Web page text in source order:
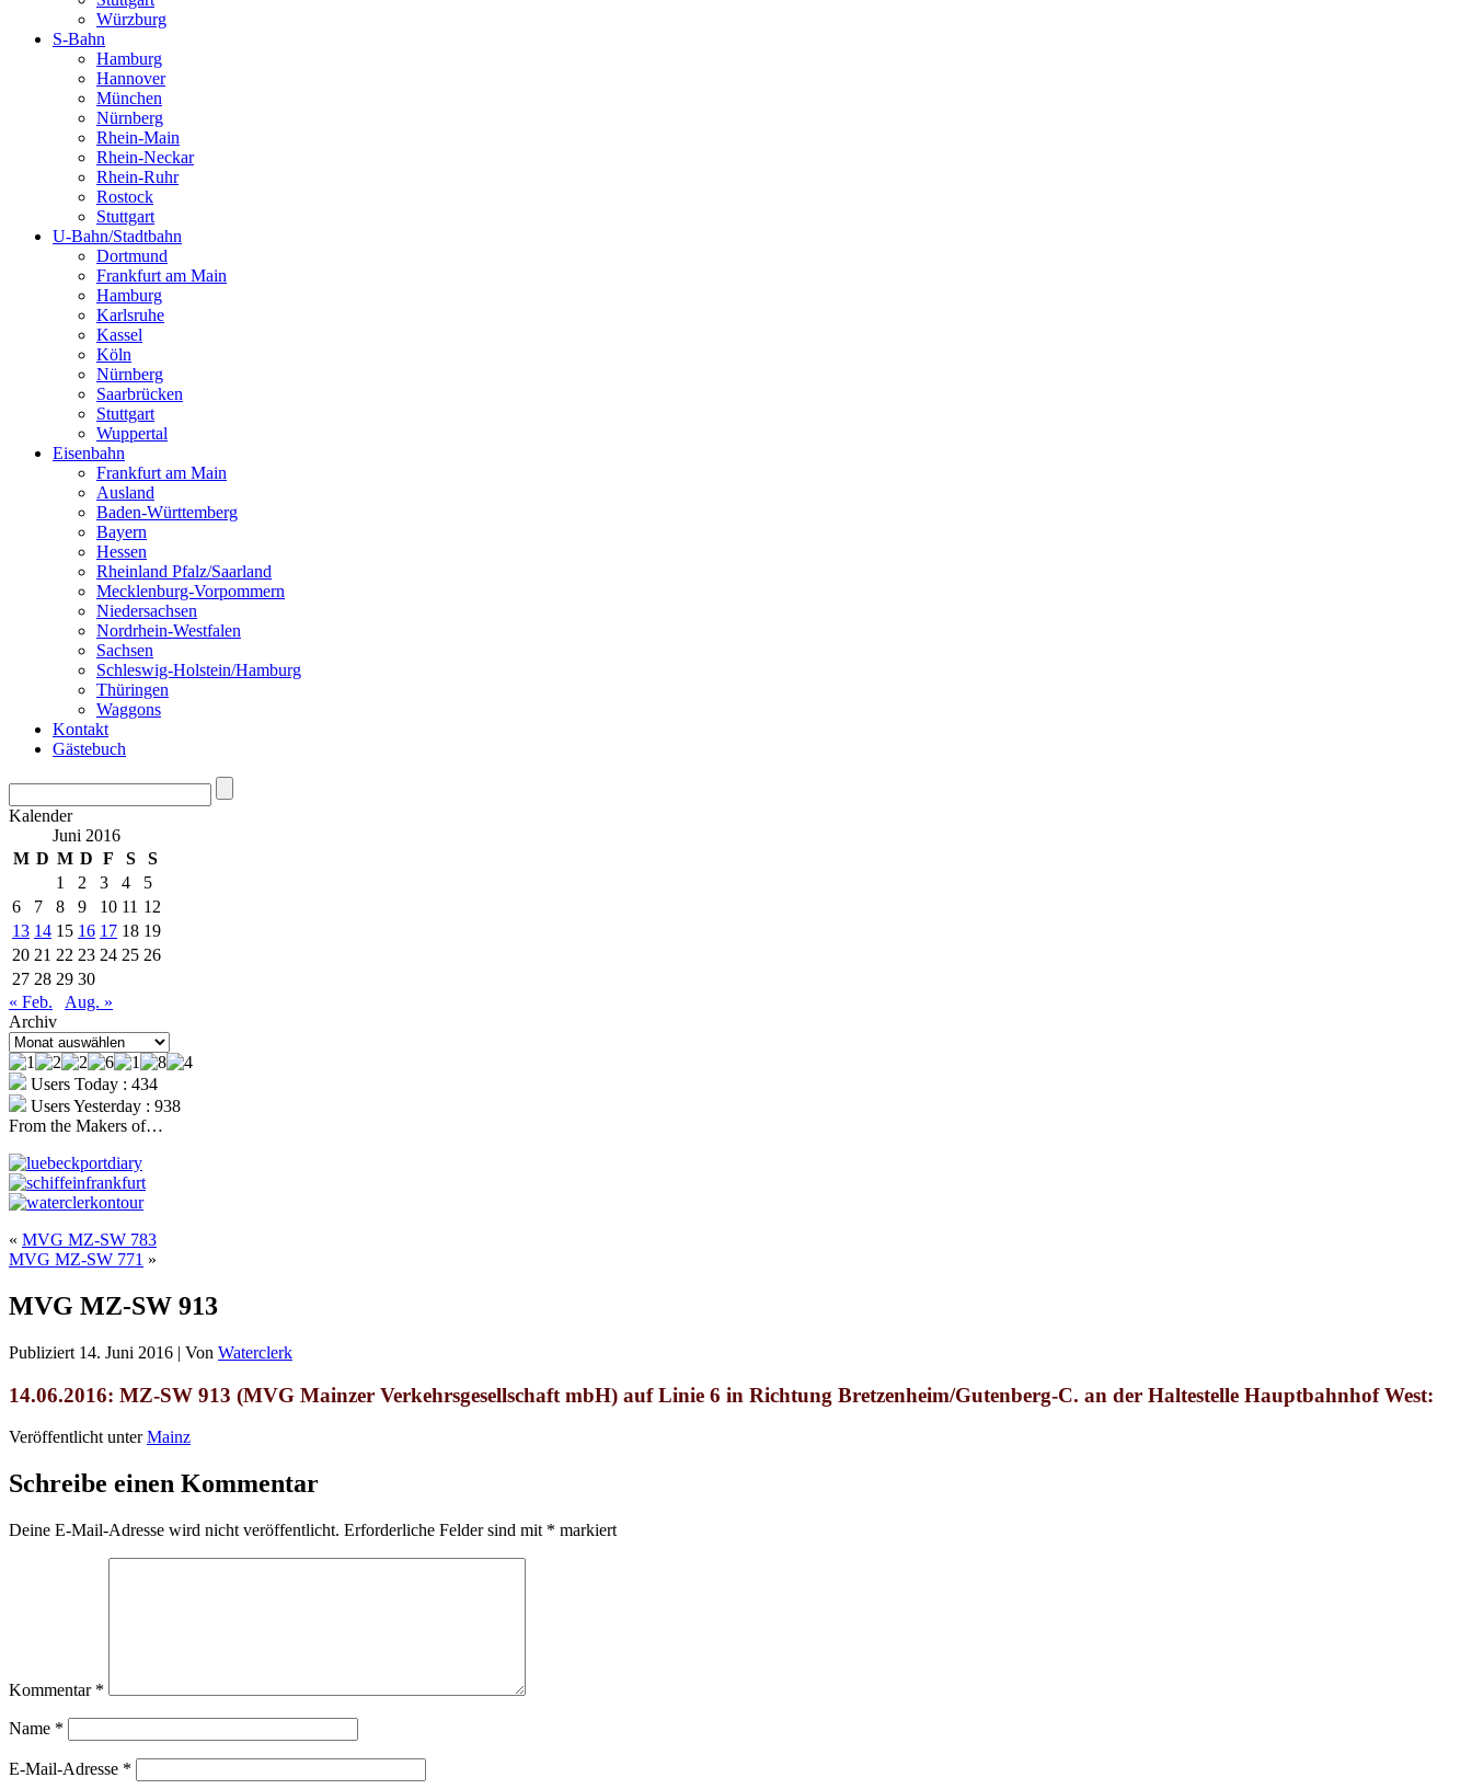
Würzburg
S-Bahn
Hamburg
Hannover
München
Nürnberg
Rhein-Main
Rhein-Neckar
Rhein-Ruhr
Rostock
Stuttgart
U-Bahn/Stadtbahn
Dortmund
Frankfurt am Main
Hamburg
Karlsruhe
Kassel
Köln
Nürnberg
Saarbrücken
Stuttgart
Wuppertal
Eisenbahn
Frankfurt am Main
Ausland
Baden-Württemberg
Bayern
Hessen
Rheinland Pfalz/Saarland
Mecklenburg-Vorpommern
Niedersachsen
Nordrhein-Westfalen
Sachsen
Schleswig-Holstein/Hamburg
Thüringen
Waggons
Kontakt
Gästebuch
Kalender
Juni 2016
M D M D F S
S
1
2 3 4
5
6
7 8 9 10 11 12
13 14 15 16 17 18 19
20 21 22 23 24 25 26
27 28 29 30
« Feb.
Aug. »
Archiv
Archiv
Users Today : 434
Users Yesterday : 938
From the Makers of…
« MVG MZ-SW 783
MVG MZ-SW 771 »
MVG MZ-SW 913
Publiziert 14. Juni 2016 | Von Waterclerk
14.06.2016: MZ-SW 913 (MVG Mainzer Verkehrsgesellschaft mbH) auf Linie 6 in Richtung Bretzenheim/Gutenberg-C. an der Haltestelle Hauptbahnhof West:
Veröffentlicht unter Mainz
Schreibe einen Kommentar
Deine E-Mail-Adresse wird nicht veröffentlicht. Erforderliche Felder sind mit * markiert
Kommentar *
Name *
E-Mail-Adresse *